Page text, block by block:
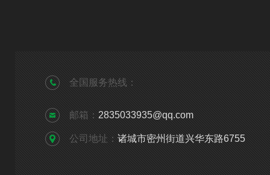
全国服务热线：
邮箱： 2835033935@qq.com
公司地址： 诸城市密州街道兴华东路6755